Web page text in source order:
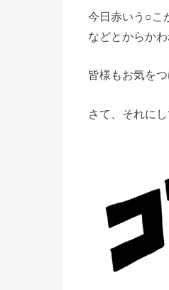
今日赤いう○こ
などとからかわ
皆様もお気をつ
さて、それに